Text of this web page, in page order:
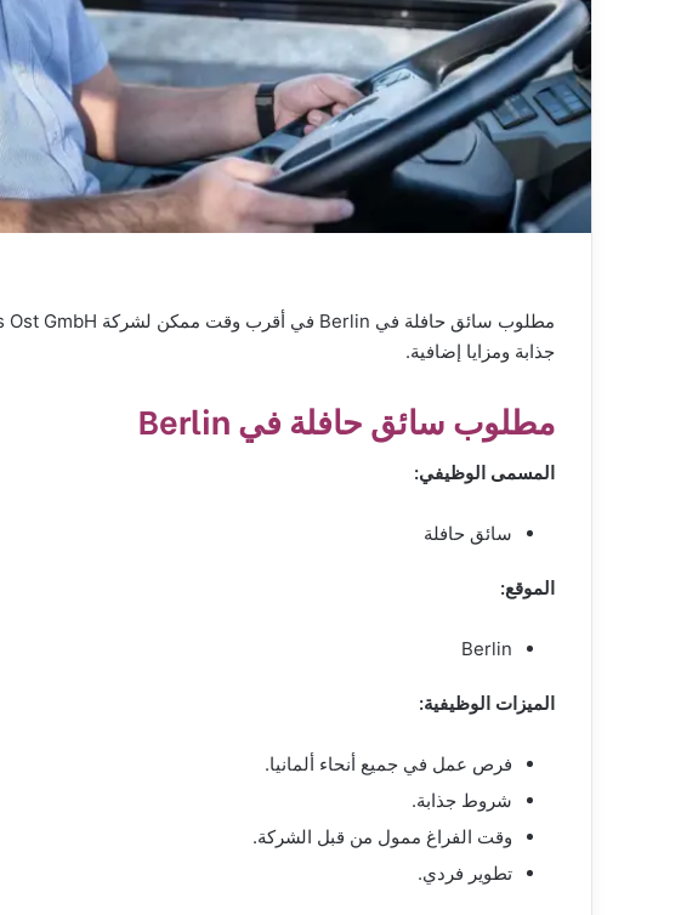
جذابة ومزايا إضافية.
مطلوب سائق حافلة في Berlin
المسمى الوظيفي:
سائق حافلة
الموقع:
Berlin
الميزات الوظيفية:
فرص عمل في جميع أنحاء ألمانيا.
شروط جذابة.
وقت الفراغ ممول من قبل الشركة.
تطوير فردي.